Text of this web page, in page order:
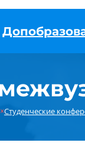
Студенческие